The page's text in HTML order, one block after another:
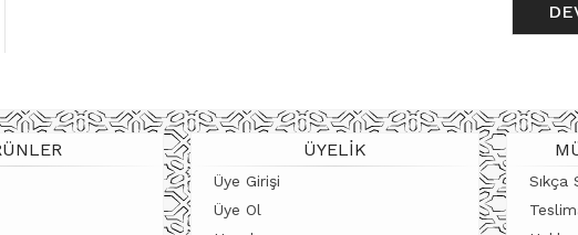
Ustalıkla işlendiğinde estetik ve kültürel bir
Narçıl tesbihler, nadir bulunmaları ve doğal
Narçıl Tesbih Fiyatları
ÜYELIK
Üye Girişi
Üye Ol
Sıkça